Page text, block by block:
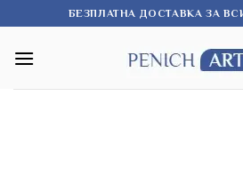
to
content
БЕЗПЛАТНА ДОСТАВКА ЗА